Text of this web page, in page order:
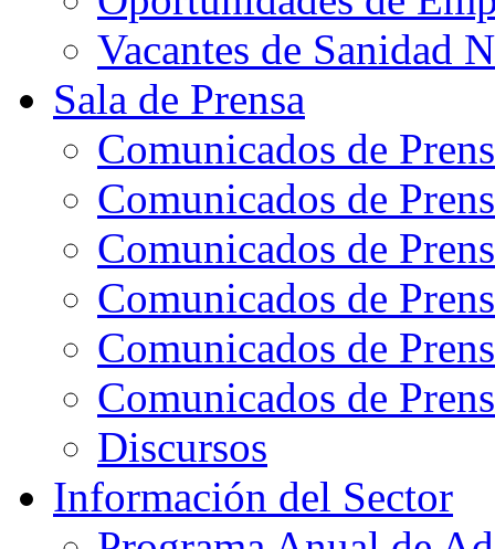
Vacantes de Sanidad
Sala de Prensa
Comunicados de
Comunicados de
Comunicados de
Comunicados de
Comunicados de
Comunicados de
Discursos
Información del Sector